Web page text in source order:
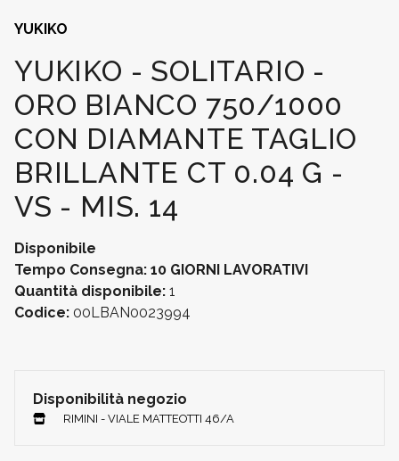
YUKIKO
YUKIKO - SOLITARIO -
ORO BIANCO 750/1000
CON DIAMANTE TAGLIO
BRILLANTE CT 0.04 G -
VS - MIS. 14
Disponibile
Tempo Consegna: 10 GIORNI LAVORATIVI
Quantità disponibile: 1
Codice: 00LBAN0023994
Disponibilità negozio
RIMINI - VIALE MATTEOTTI 46/A